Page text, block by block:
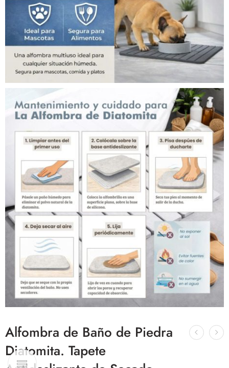
Alfombra de Baño de Piedra
Diatomita. Tapete